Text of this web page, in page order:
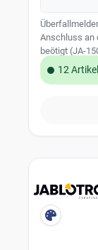
Anschluss an
beötigt (JA-150M / JA-
Betätigungskontakt:
Schließer G 196 044, VdS-Klasse C Technische Daten:
12